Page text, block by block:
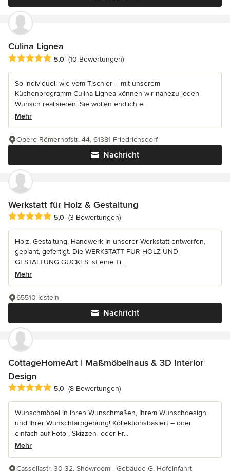
Culina Lignea
Durchschnittliche Bewertung: 5 von 5 Sternen
5,0 (10 Bewertungen)
So individuell wie vom Tischler – mit unserem
Küchenprogramm Culina Lignea können wir nahezu jeden
Wunsch realisieren. Sie wollen endlich e...
Mehr
Nachricht
Obere Römerhofstr. 44, 61381 Friedrichsdorf
Werkstatt für Holz & Gestaltung
Durchschnittliche Bewertung: 5 von 5 Sternen
5,0 (3 Bewertungen)
Holz, Gestaltung, Handwerk In unserer Werkstatt entworfen,
geplant, gefertigt. Die WERKSTATT FÜR HOLZ UND
GESTALTUNG GUCKES ist eine Ti...
Mehr
Nachricht
65510 Idstein
CottageHomeArt | Maßmöbelhaus & 3D Interior
Design
Durchschnittliche Bewertung: 5 von 5 Sternen
5,0 (8 Bewertungen)
Wunschmöbel in Ihren Wunschmaßen, Ihrem Wunschdesign
und Ihrer Wunschfarbgebung! Kollektionsbasiert – oder
einfach auf Foto-, Skizzen- oder Fr...
Mehr
Cassellastr. 30-32, Showroom - Gebäude G, Hofeinfahrt